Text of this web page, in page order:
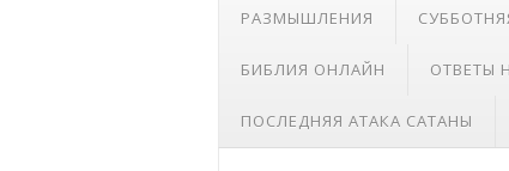
РАЗМЫШЛЕНИЯ
БИБЛИЯ ОНЛАЙН ОТВЕТЫ
ПОСЛЕДНЯЯ АТАКА САТАНЫ